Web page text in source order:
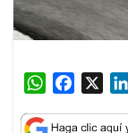
W
a
c